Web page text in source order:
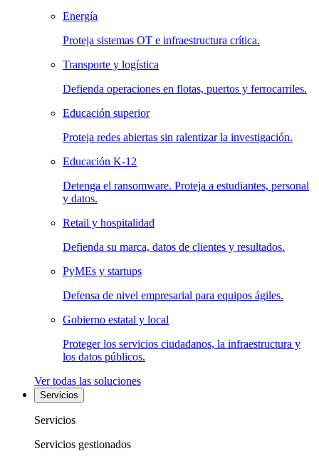
Energía
Proteja sistemas OT e infraestructura crítica.
Transporte y logística
Defienda operaciones en flotas, puertos y ferrocarriles.
Educación superior
Proteja redes abiertas sin ralentizar la investigación.
Educación K-12
Detenga el ransomware. Proteja a estudiantes, personal
y datos.
Retail y hospitalidad
Defienda su marca, datos de clientes y resultados.
PyMEs y startups
Defensa de nivel empresarial para equipos ágiles.
Gobierno estatal y local
Proteger los servicios ciudadanos, la infraestructura y
los datos públicos.
Ver todas las soluciones
Servicios
Servicios
Servicios gestionados